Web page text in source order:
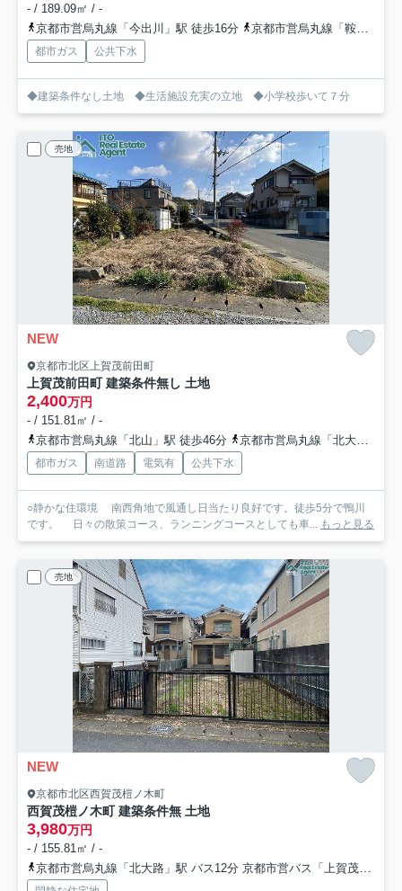
- / 189.09㎡ / -
京都市営烏丸線「今出川」駅 徒歩16分
京都市営烏丸線「鞍馬口」駅 徒歩26分
都市ガス 公共下水
◆建築条件なし土地 ◆生活施設充実の立地 ◆小学校歩いて７分
売地
NEW
京都市北区上賀茂前田町
上賀茂前田町 建築条件無し 土地
2,400万円
- / 151.81㎡ / -
京都市営烏丸線「北山」駅 徒歩46分
京都市営烏丸線「北大路」駅 徒歩46分
都市ガス 南道路 電気有 公共下水
○静かな住環境 南西角地で風通し日当たり良好です。徒歩5分で鴨川
です。 日々の散策コース、ランニングコースとしても車... もっと見る
売地
NEW
京都市北区西賀茂榿ノ木町
西賀茂榿ノ木町 建築条件無 土地
3,980万円
- / 155.81㎡ / -
京都市営烏丸線「北大路」駅 バス12分 京都市営バス「上賀茂御薗橋」 停歩6分